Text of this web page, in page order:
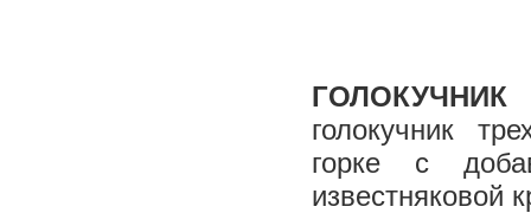
голокучник
горке с
известняковой